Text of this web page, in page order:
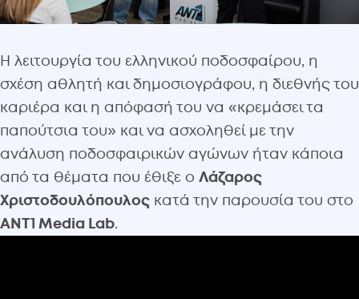
Η λειτουργία του ελληνικού ποδοσφαίρου, η
σχέση αθλητή και δημοσιογράφου, η διεθνής του
καριέρα και η απόφασή του να «κρεμάσει τα
παπούτσια του» και να ασχοληθεί με την
ανάλυση ποδοσφαιρικών αγώνων ήταν κάποια
από τα θέματα που έθιξε ο Λάζαρος
Χριστοδουλόπουλος κατά την παρουσία του στο
ANT1 Media Lab.